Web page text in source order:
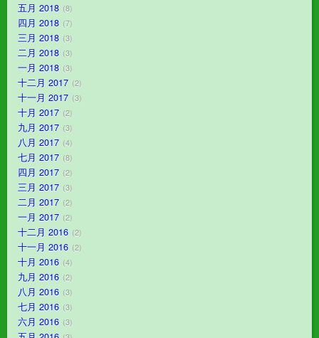
五月 2018 8
四月 2018 7
三月 2018 3
二月 2018 3
一月 2018 3
十二月 2017 2
十一月 2017 3
十月 2017 2
九月 2017 3
八月 2017 4
七月 2017 8
四月 2017 2
三月 2017 3
二月 2017 2
一月 2017 2
十二月 2016 2
十一月 2016 2
十月 2016 4
九月 2016 2
八月 2016 3
七月 2016 3
六月 2016 3